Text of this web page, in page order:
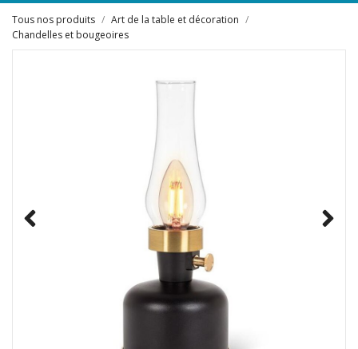
Tous nos produits / Art de la table et décoration /
Chandelles et bougeoires